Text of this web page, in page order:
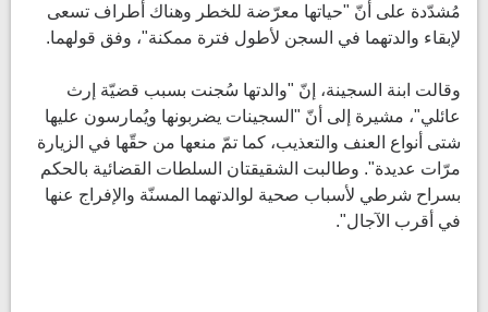
مُشدّدة على أنّ "حياتها معرّضة للخطر وهناك أطراف تسعى
لإبقاء والدتهما في السجن لأطول فترة ممكنة"، وفق قولهما.
وقالت ابنة السجينة، إنّ "والدتها سُجنت بسبب قضيّة إرث
عائلي"، مشيرة إلى أنّ "السجينات يضربونها ويُمارسون عليها
شتى أنواع العنف والتعذيب، كما تمّ منعها من حقّها في الزيارة
مرّات عديدة". وطالبت الشقيقتان السلطات القضائية بالحكم
بسراح شرطي لأسباب صحية لوالدتهما المسنّة والإفراج عنها
في أقرب الآجال".